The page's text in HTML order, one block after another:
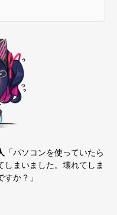
「パソコンを使っていたら
しまいました。壊れてしま
か？」